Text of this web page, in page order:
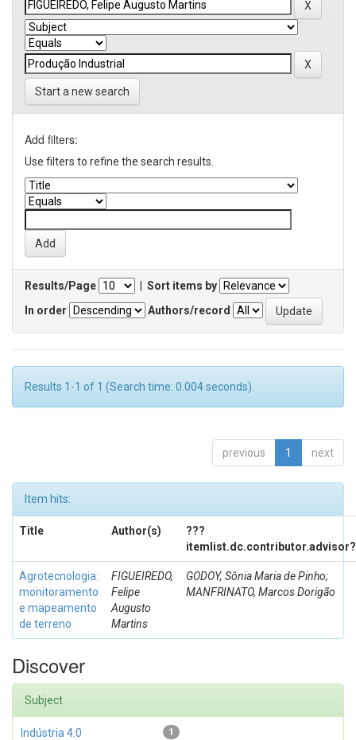
Start a new search
Add filters:
Use filters to refine the search results.
Results/Page
Sort items by
In order
Authors/record
Results 1-1 of 1 (Search time: 0.004 seconds).
previous 1 next
Item hits:
Title Author(s)
???
Agrotecnologia:
monitoramento
e mapeamento
de terreno
FIGUEIREDO,
Felipe
Augusto
Martins
GODOY, Sônia Maria de Pinho;
MANFRINATO, Marcos Dorigão
Discover
Subject
1
Indústria 4.0